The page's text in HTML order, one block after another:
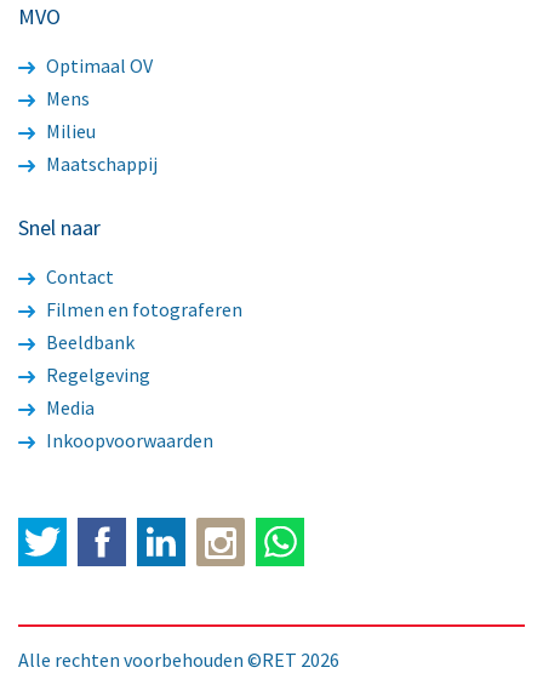
MVO
Optimaal OV
Mens
Milieu
Maatschappij
Snel naar
Contact
Filmen en fotograferen
Beeldbank
Regelgeving
Media
Inkoopvoorwaarden
Twitter FacebookLinkedIn
Alle rechten voorbehouden ©RET 2026